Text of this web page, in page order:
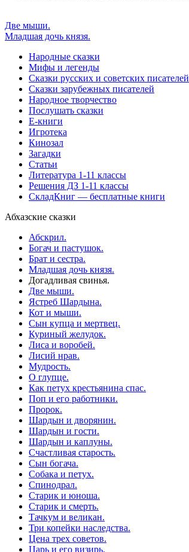
Две мыши.
Младшая дочь князя.
Народные сказки
Мифы и легенды
Сказки русских и советских писателей
Сказки зарубежных писателей
Народное творчество
Послушать сказки
Е-книги
Игротека
Кинозал
Загадки
Статьи
Литература 1-11 классы
Решения ДЗ 1-11 классы
СкладКниг — бесплатные книги
Абхазские сказки
Абскрил.
Богач и пастушок.
Брат и сестра.
Младшая дочь князя.
Догадливая свинья.
Две мыши.
Ястреб Шардына.
Кот и мыши.
Сын купца и мертвец.
Куриный желудок.
Лиса и воробей.
Лисий нрав.
Мудрость.
О глупце.
Как петух крестьянина спас.
Поп и его работники.
Пророк.
Шардын и дворянин.
Шардын и гости.
Шардын и каплуны.
Счастливая старость.
Сын богача.
Собака и петух.
Спинодрал.
Старик и юноша.
Старик и смерть.
Тачкум и великан.
Три копейки наследства.
Цена трех советов.
Царь и его визирь.